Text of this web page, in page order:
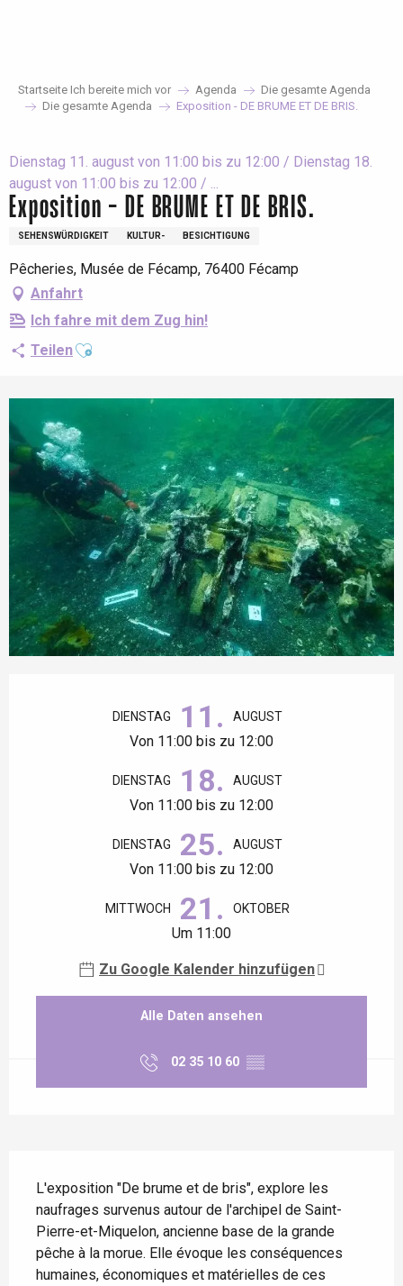
Startseite Ich bereite mich vor Agenda
Die gesamte Agenda
Die gesamte Agenda
Exposition - DE BRUME ET DE BRIS.
Dienstag 11. august von 11:00 bis zu 12:00 / Dienstag 18.
august von 11:00 bis zu 12:00 / ...
Exposition - DE BRUME ET DE BRIS.
SEHENSWÜRDIGKEIT KULTUR- BESICHTIGUNG
Pêcheries, Musée de Fécamp, 76400 Fécamp
Anfahrt
Ich fahre mit dem Zug hin!
TeilenAjouter aux favoris
DIENSTAG 11. AUGUST
Von 11:00 bis zu 12:00
DIENSTAG 18. AUGUST
Von 11:00 bis zu 12:00
DIENSTAG 25. AUGUST
Von 11:00 bis zu 12:00
MITTWOCH 21. OKTOBER
Um 11:00
Zu Google Kalender hinzufügen
Alle Daten ansehen
02 35 10 60 ▒▒
L'exposition "De brume et de bris", explore les
naufrages survenus autour de l'archipel de Saint-
Pierre-et-Miquelon, ancienne base de la grande
pêche à la morue. Elle évoque les conséquences
humaines, économiques et matérielles de ces